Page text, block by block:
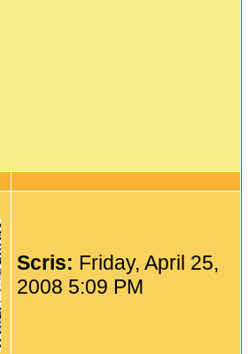
Scris: Friday, April 25,
2008 5:09 PM